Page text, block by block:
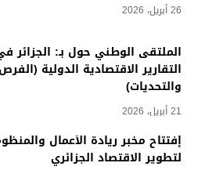
26 أبريل، 2026
الملتقى الوطني حول بـ: الجزائر
التقارير الاقتصادية الدولية (الفرص
والتحديات)
21 أبريل، 2026
إفتتاح مخبر ريادة الأعمال
لتطوير الاقتصاد الجزائري